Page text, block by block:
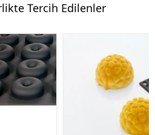
Tercih Edilenler